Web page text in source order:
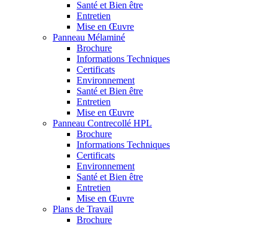
Santé et Bien être
Entretien
Mise en Œuvre
Panneau Mélaminé
Brochure
Informations Techniques
Certificats
Environnement
Santé et Bien être
Entretien
Mise en Œuvre
Panneau Contrecollé HPL
Brochure
Informations Techniques
Certificats
Environnement
Santé et Bien être
Entretien
Mise en Œuvre
Plans de Travail
Brochure